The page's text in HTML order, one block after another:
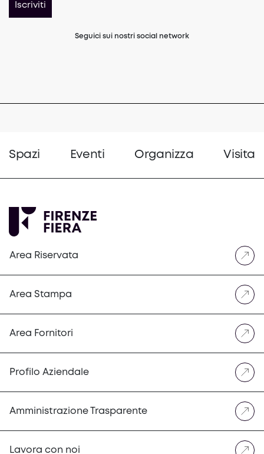
Iscriviti
Seguici sui nostri social network
Spazi Eventi Organizza Visita
Area Riservata
Area Stampa
Area Fornitori
Profilo Aziendale
Amministrazione Trasparente
Lavora con noi